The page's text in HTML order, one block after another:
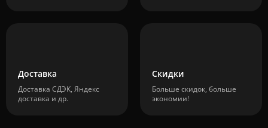
Доставка
Доставка СДЭК, Яндекс
доставка и др.
Скидки
Больше скидок, больше
экономии!